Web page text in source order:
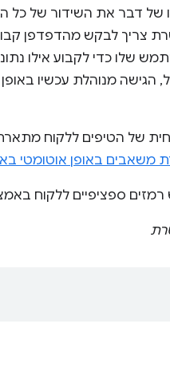
של דבר את השידור של
צריך לבקש מהדפדפן
שלו כדי לקבוע אילו
של הטיפים ללקוח
משאבים באופן אוטומטי
ספציפיים ללקוח